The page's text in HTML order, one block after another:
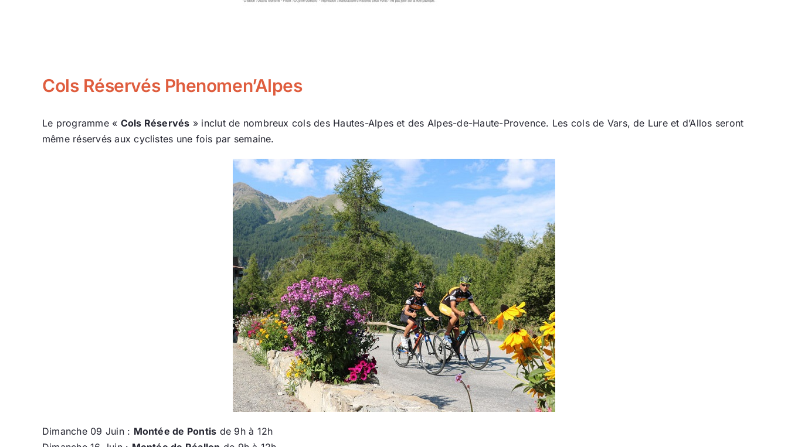
Cols Réservés Phenomen’Alpes
Le programme « Cols Réservés » inclut de nombreux cols des Hautes-Alpes et des Alpes-de-Haute-Provence. Les cols de Vars, de Lure et d’Allos seront
même réservés aux cyclistes une fois par semaine.
Dimanche 09 Juin : Montée de Pontis de 9h à 12h